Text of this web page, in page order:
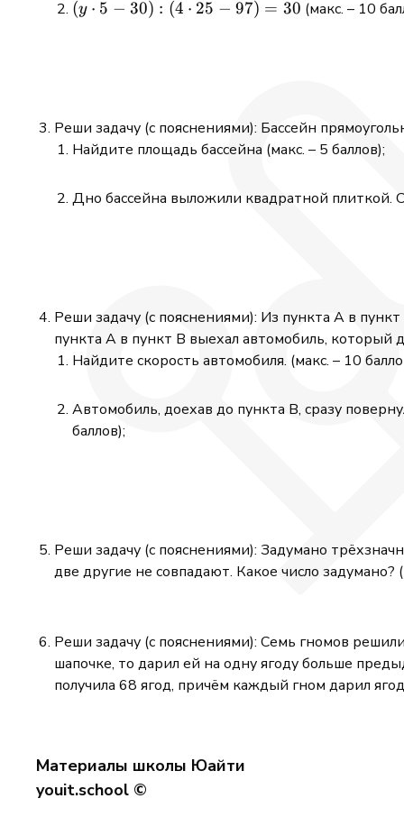
(y\cdot5
(y ⋅ 5 − 30) : (4 ⋅ 25 − 97) = 30 (макс. – 10
Реши задачу (с пояснениями): Бассейн
Найдите площадь бассейна (макс. – 5 баллов);
Дно бассейна выложили квадратной плиткой.
Реши задачу (с пояснениями): Из пункта A в
пункта A в пункт B выехал автомобиль, который
Найдите скорость автомобиля. (макс. – 10
Автомобиль, доехав до пункта B, сразу
баллов);
Реши задачу (с пояснениями): Задумано
две другие не совпадают. Какое число задумано?
Реши задачу (с пояснениями): Семь гномов
шапочке, то дарил ей на одну ягоду больше
получила 68 ягод, причём каждый гном дарил
Материалы школы Юайти
youit.school ©